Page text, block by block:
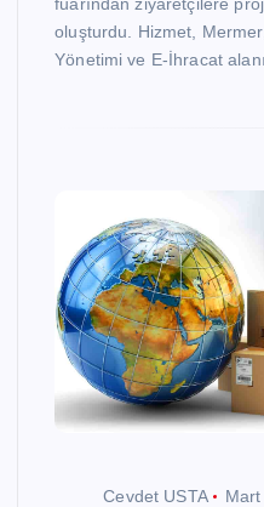
oluşturdu. Hizmet,
Yönetimi ve E-İhracat
Cevdet USTA